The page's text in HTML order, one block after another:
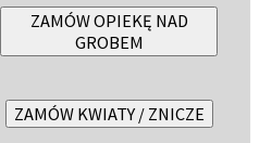
ZAMÓW OPIEKĘ NAD
GROBEM
ZAMÓW KWIATY / ZNICZE